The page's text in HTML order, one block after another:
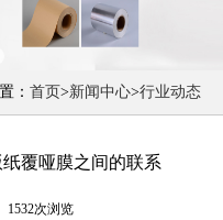
： 首页>新闻中心>行业动态
覆哑膜之间的联系
1532次浏览